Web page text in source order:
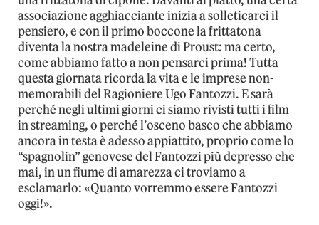
associazione agghiacciante inizia a solleticarci il
pensiero, e con il primo boccone la frittatona
diventa la nostra madeleine di Proust: ma certo,
come abbiamo fatto a non pensarci prima! Tutta
questa giornata ricorda la vita e le imprese non-
memorabili del Ragioniere Ugo Fantozzi. E sarà
perché negli ultimi giorni ci siamo rivisti tutti i film
in streaming, o perché l’osceno basco che abbiamo
ancora in testa è adesso appiattito, proprio come lo
“spagnolin” genovese del Fantozzi più depresso che
mai, in un fiume di amarezza ci troviamo a
esclamarlo: «Quanto vorremmo essere Fantozzi
oggi!».